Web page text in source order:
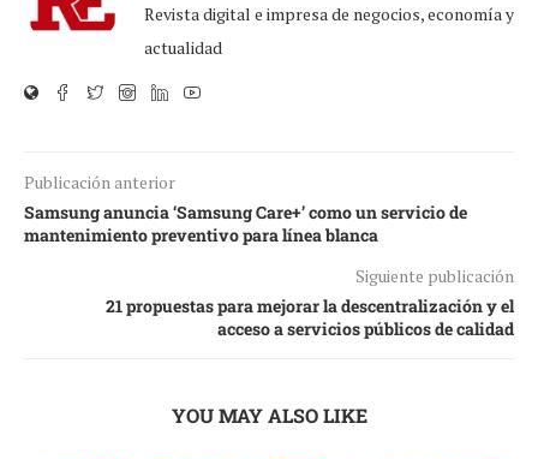
Revista digital e impresa de negocios, economía y
actualidad
Publicación anterior
Samsung anuncia ‘Samsung Care+’ como un servicio de
mantenimiento preventivo para línea blanca
Siguiente publicación
21 propuestas para mejorar la descentralización y el
acceso a servicios públicos de calidad
YOU MAY ALSO LIKE